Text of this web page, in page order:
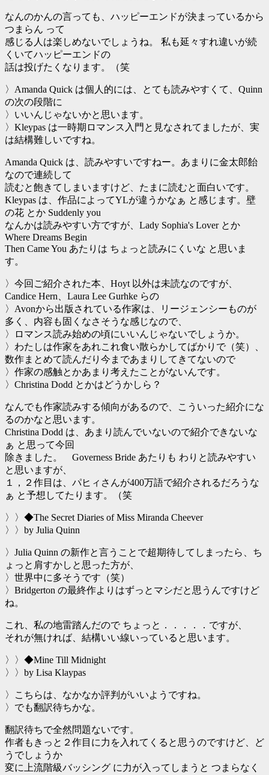
なんのかんの言っても、ハッピーエンドが決まっているから
つまらん って
感じる人は楽しめないでしょうね。 私も延々すれ違いが続
くいてハッピーエンドの
話は投げたくなります。（笑
〉Amanda Quick は個人的には、とても読みやすくて、Quinn
の次の段階に
〉いいんじゃないかと思います。
〉Kleypas は一時期ロマンス入門と見なされてましたが、実
は結構難しいですね。
Amanda Quick は、読みやすいですねー。あまりに金太郎飴
なので連続して
読むと飽きてしまいますけど、たまに読むと面白いです。
Kleypas は、作品によってYLが違うかなぁ と感じます。壁
の花 とか Suddenly you
なんかは読みやすい方ですが、Lady Sophia's Lover とか
Where Dreams Begin
Then Came You あたりは ちょっと読みにくいな と思いま
す。
〉今回ご紹介された本、Hoyt 以外は未読なのですが、
Candice Hern、Laura Lee Gurhke らの
〉Avonから出版されている作家は、リージェンシーものが
多く、内容も固くなさそうな感じなので、
〉ロマンス読み始めの頃にいいんじゃないでしょうか。
〉わたしは作家をあれこれ食い散らかしてばかりで（笑）、
数作まとめて読んだり今まであまりしてきてないので
〉作家の感触とかあまり考えたことがないんです。
〉Christina Dodd とかはどうかしら？
なんでも作家読みする傾向があるので、こういった紹介にな
るのかなと思います。
Christina Dodd は、あまり読んでいないので紹介できないな
ぁ と思って今回
除きました。 Governess Bride あたりも わりと読みやすい
と思いますが、
１，２作目は、パヒィさんが400万語で紹介されるだろうな
ぁ と予想してたります。（笑
〉〉◆The Secret Diaries of Miss Miranda Cheever
〉〉by Julia Quinn
〉Julia Quinn の新作と言うことで超期待してしまったら、ち
ょっと肩すかしと思った方が、
〉世界中に多そうです（笑）
〉Bridgerton の最終作よりはずっとマシだと思うんですけど
ね。
これ、私の地雷踏んだので ちょっと．．．．．ですが、
それが無ければ、結構いい線いっていると思います。
〉〉◆Mine Till Midnight
〉〉by Lisa Klaypas
〉こちらは、なかなか評判がいいようですね。
〉でも翻訳待ちかな。
翻訳待ちで全然問題ないです。
作者もきっと２作目に力を入れてくると思うのですけど、ど
うでしょうか
変に上流階級バッシング に力が入ってしまうと つまらなく